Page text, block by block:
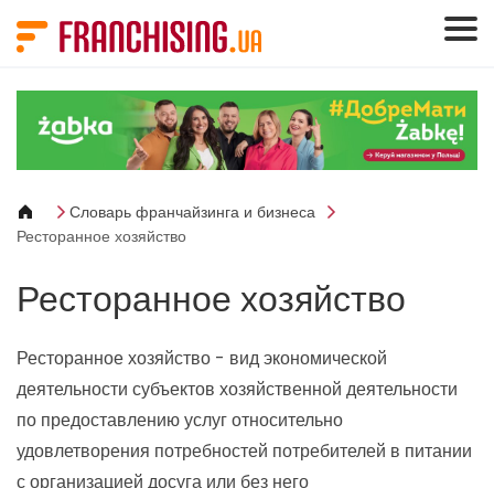
Словарь франчайзинга и бизнеса
Ресторанное хозяйство
Ресторанное хозяйство
Ресторанное хозяйство - вид экономической
деятельности субъектов хозяйственной деятельности
по предоставлению услуг относительно
удовлетворения потребностей потребителей в питании
с организацией досуга или без него